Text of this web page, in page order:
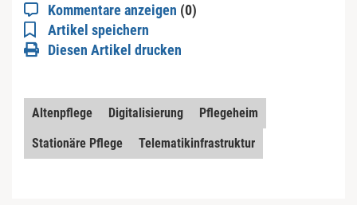
Kommentare anzeigen (0)
Artikel speichern
Diesen Artikel drucken
Altenpflege Digitalisierung
Pflegeheim
Stationäre Pflege
Telematikinfrastruktur